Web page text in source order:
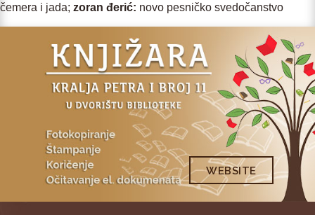
čemera i jada; zoran đerić: novo pesničko svedočanstvo
WEBSITE